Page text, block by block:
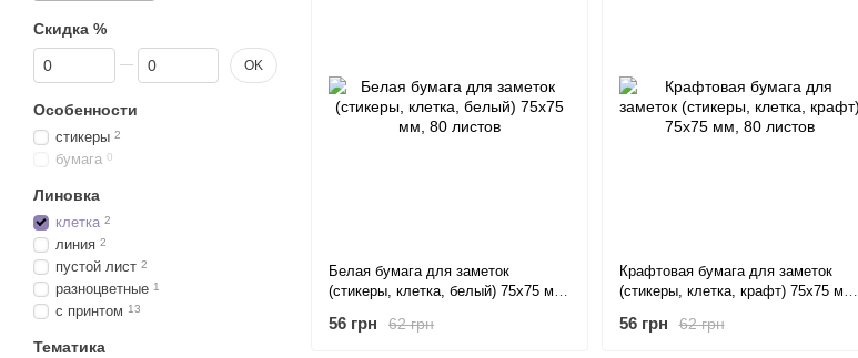
Белая бумага для заметок
(стикеры, клетка, белый) 75x75 мм,
62 грн
56 грн
Крафтовая бумага для заметок
(стикеры, клетка, крафт) 75x75 мм,
62 грн
56 грн
Скидка %
От Скидка %
До Скидка % OK
Особенности
стикеры 2
бумага 0
Линовка
клетка 2
линия 2
пустой лист 2
разноцветные 1
с принтом 13
Тематика